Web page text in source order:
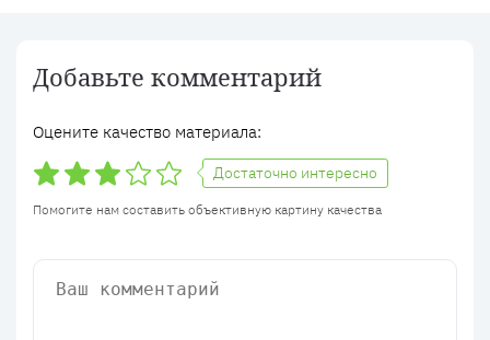
Добавьте комментарий
Оцените качество материала:
Достаточно интересно
Помогите нам составить объективную картину качества